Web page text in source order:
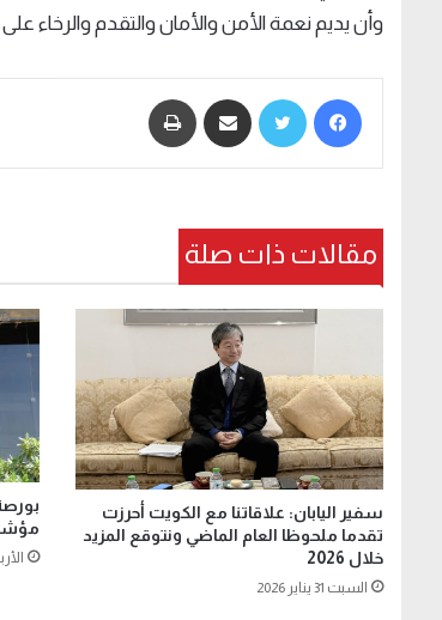
وأن يديم نعمة الأمن والأمان والتقدم
مقالات ذات صلة
سفير اليابان: علاقاتنا مع الكويت أحرزت
تقدما ملحوظا العام الماضي ونتوقع المزيد
خلال 2026
السبت 31 يناير 2026
مؤشرها
الأربعاء